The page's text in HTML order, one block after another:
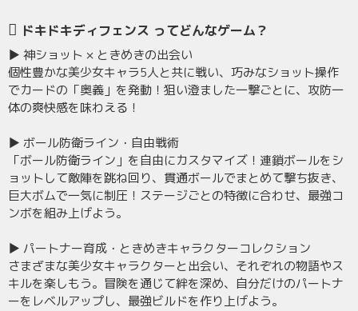
ドキドキディフェンス ってどんなゲーム？
▶ 神ショット × ときめきの出会い
個性豊かな美少女キャラ5人と共に戦い、巧みなショット操作
でカードの「奥義」を発動！狙い澄ました一撃ごとに、攻防一
体の爽快感を味わえる！
▶ ボール防衛ライン・自由戦術
「ボール防衛ライン」を自由にカスタマイズ！連鎖ボールをシ
ョットして敵陣を跳ね回り、貫通ボールでまとめて撃ち抜き、
巨大ボムで一気に制圧！ステージごとの特徴に合わせ、最強コ
ンボを組み上げよう。
▶ パートナー育成・ときめきキャラクターコレクション
さまざまな美少女キャラクターと出会い、それぞれの物語やス
キルを楽しもう。冒険を通じて絆を深め、自分だけのパートナ
ーをレベルアップし、最強ビルドを作り上げよう。